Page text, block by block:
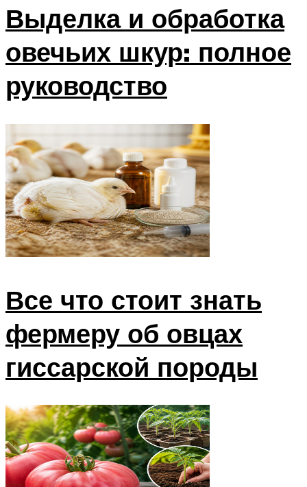
Выделка и обработка
овечьих шкур: полное
руководство
Все что стоит знать
фермеру об овцах
гиссарской породы